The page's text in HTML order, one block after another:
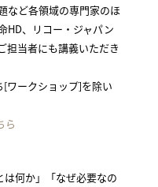
など各領域の専門家のほ
HD、リコー・ジャパン
担当者にも講義いただき
ワークショップ]を除い
ら
は何か」「なぜ必要なの